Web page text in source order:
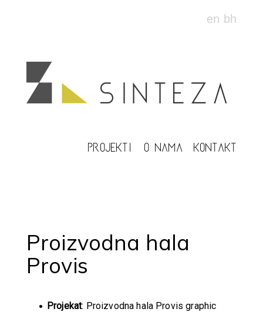
en bh
PROJEKTI O NAMA KONTAKT
Proizvodna hala
Provis
Projekat: Proizvodna hala Provis graphic